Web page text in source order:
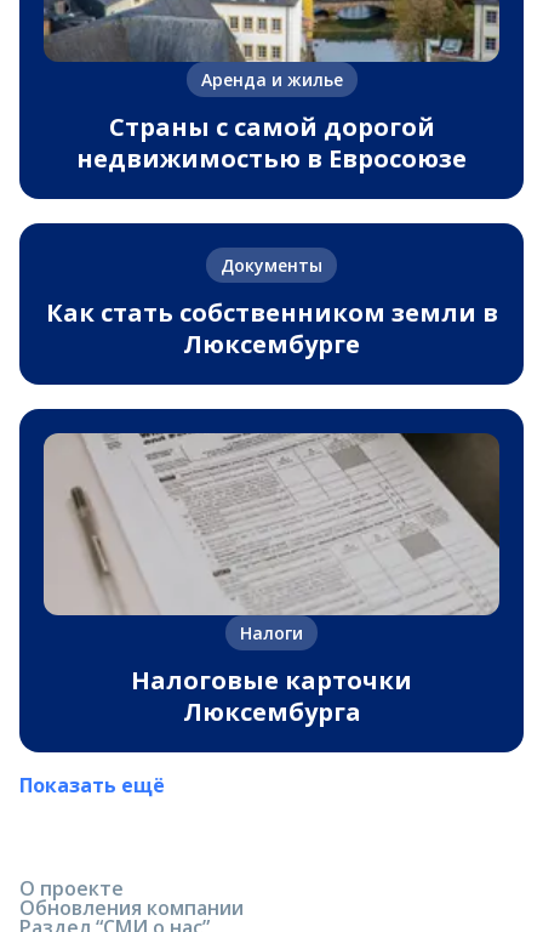
Аренда и жилье
Страны с самой дорогой
недвижимостью в Евросоюзе
Документы
Как стать собственником земли в
Люксембурге
Налоги
Налоговые карточки
Люксембурга
Показать ещё
О проекте
Обновления компании